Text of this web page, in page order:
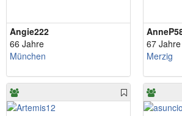
Angie222
66 Jahre
München
67 Jahre
Merzig